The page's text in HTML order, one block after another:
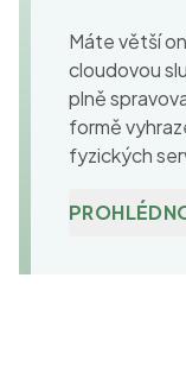
Máte větší
cloudovou
plně
formě
fyzických